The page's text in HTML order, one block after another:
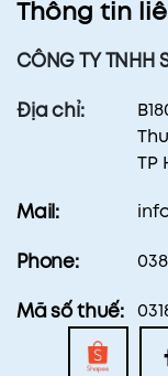
Thông tin
CÔNG TY TNHH
Địa chỉ:
TP
Mail:
Phone:
Mã số thuế: